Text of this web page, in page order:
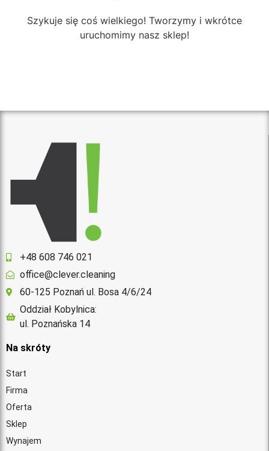
Szykuje się coś wielkiego! Tworzymy i wkrótce
uruchomimy nasz sklep!
+48 608 746 021
office@clever.cleaning
60-125 Poznań ul. Bosa 4/6/24
Oddział Kobylnica:
ul. Poznańska 14
Na skróty
Start
Firma
Oferta
Sklep
Wynajem